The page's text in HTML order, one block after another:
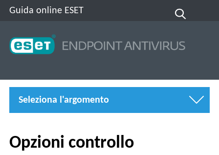
Guida online ESET
Seleziona l'argomento
Opzioni controllo